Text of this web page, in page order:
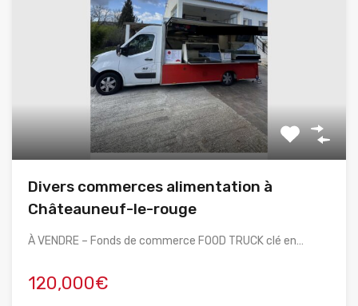
Divers commerces alimentation à
Châteauneuf-le-rouge
À VENDRE – Fonds de commerce FOOD TRUCK clé en…
120,000€